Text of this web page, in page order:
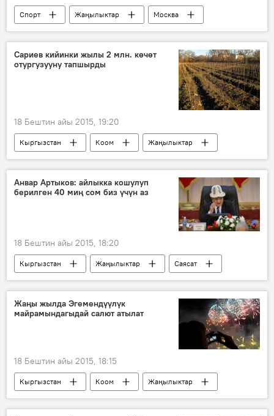
Спорт Жаңылыктар
Москва
чемпионат
самбо
Сариев кийинки жылы 2 млн. көчөт
отургузууну тапшырды
18 Бештин айы 2015, 19:20
Кыргызстан Коом
Жаңылыктар
Темир Сариев
көчөт
бак-дарак
инспекция
Анвар Артыков: айлыкка кошулуп
берилген 40 миң сом биз үчүн аз
18 Бештин айы 2015, 18:20
Кыргызстан Жаңылыктар
Саясат
Анвар Артыков
Жогорку Кеңеш
парламент
бюджет
айлык-акы
маяна
Жаңы жылда Эгемендүүлүк
майрамындагыдай салют атылат
18 Бештин айы 2015, 18:15
Кыргызстан Коом
Жаңылыктар
Жаңы жыл
салют
майрам